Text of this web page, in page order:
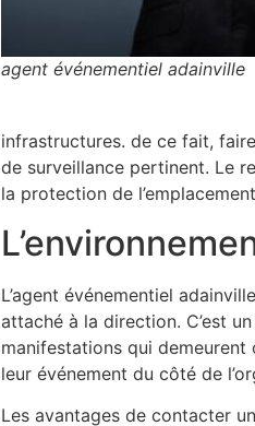
agent événementiel adainville
infrastructures. de ce fait,
de surveillance pertinent. Le
la protection de
L’agent événementiel
attaché à la direction. C’est
manifestations qui demeurent
leur événement du côté de
Les avantages de contacter